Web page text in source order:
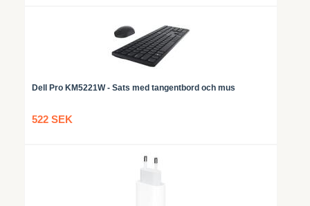
Dell Pro KM5221W - Sats med tangentbord och mus
522 SEK